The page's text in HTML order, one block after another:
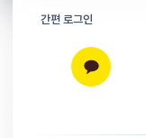
간편 로그인